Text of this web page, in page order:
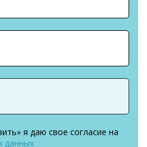
я даю свое согласие на
данных